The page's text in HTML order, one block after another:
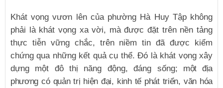
Khát vọng vươn lên của phường Hà Huy Tập không
phải là khát vọng xa vời, mà được đặt trên nền tảng
thực tiễn vững chắc, trên niềm tin đã được kiểm
chứng qua những kết quả cụ thể. Đó là khát vọng xây
dựng một đô thị năng động, đáng sống; một địa
phương có quản trị hiện đại, kinh tế phát triển, văn hóa